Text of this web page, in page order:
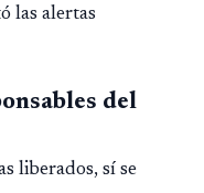
las alertas
del
liberados, sí se